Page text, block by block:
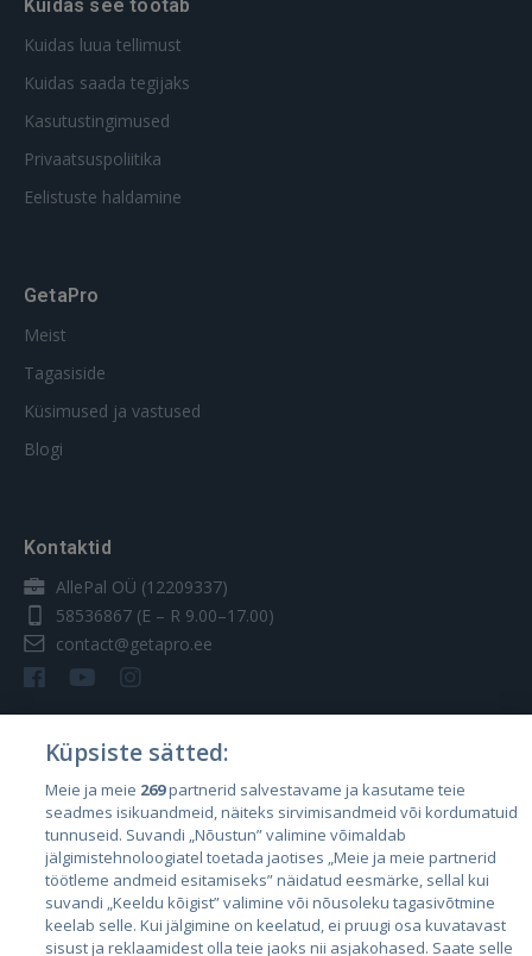
Kuidas see töötab
Kuidas luua tellimust
Kuidas saada tegijaks
Kasutustingimused
Privaatsuspoliitika
Eelistuste haldamine
GetaPro
Meist
Tagasiside
Küsimused ja vastused
Blogi
Kontaktid
AllePal OÜ (12209337)
58536867 (E – R 9.00–17.00)
contact@getapro.ee
Riigid
Eesti
Läti
Leedu
Küpsiste sätted:
Meie ja meie 269partnerid salvestavame ja kasutame teie
seadmes isikuandmeid, näiteks sirvimisandmeid või kordumatuid
tunnuseid. Suvandi „Nõustun” valimine võimaldab
jälgimistehnoloogiatel toetada jaotises „Meie ja meie partnerid
töötleme andmeid esitamiseks” näidatud eesmärke, sellal kui
suvandi „Keeldu kõigist” valimine või nõusoleku tagasivõtmine
keelab selle. Kui jälgimine on keelatud, ei pruugi osa kuvatavast
sisust ja reklaamidest olla teie jaoks nii asjakohased. Saate selle